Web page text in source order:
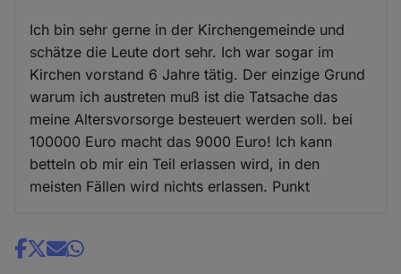
Ich bin sehr gerne in der Kirchengemeinde und
schätze die Leute dort sehr. Ich war sogar im
Kirchen vorstand 6 Jahre tätig. Der einzige Grund
warum ich austreten muß ist die Tatsache das
meine Altersvorsorge besteuert werden soll. bei
100000 Euro macht das 9000 Euro! Ich kann
betteln ob mir ein Teil erlassen wird, in den
meisten Fällen wird nichts erlassen. Punkt
Share